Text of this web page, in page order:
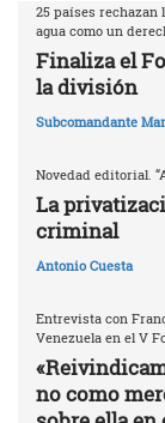
25 países
agua como un
Finaliza el
la división
Subcomandante
Novedad editorial.
La
criminal
Antonio Cuesta
Entrevista con
Venezuela en el V
no como